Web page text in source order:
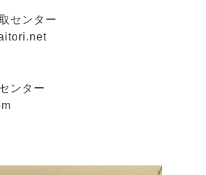
センター
ンター